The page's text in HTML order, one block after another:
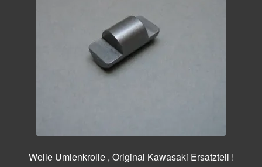
Welle Umlenkrolle , Original Kawasaki Ersatzteil !